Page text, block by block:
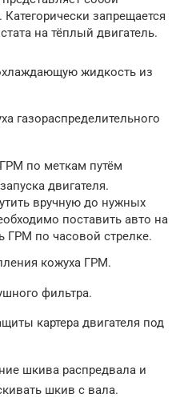
запрещается
на тёплый двигатель.
жидкость из
газораспределительного
по меткам путём
двигателя.
вручную до нужных
поставить авто на
ГРМ по часовой стрелке.
кожуха ГРМ.
фильтра.
картера двигателя под
шкива распредвала и
шкив с вала.